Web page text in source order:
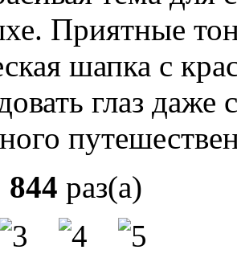
Приятные
шапка с
глаз
844 раз(а)